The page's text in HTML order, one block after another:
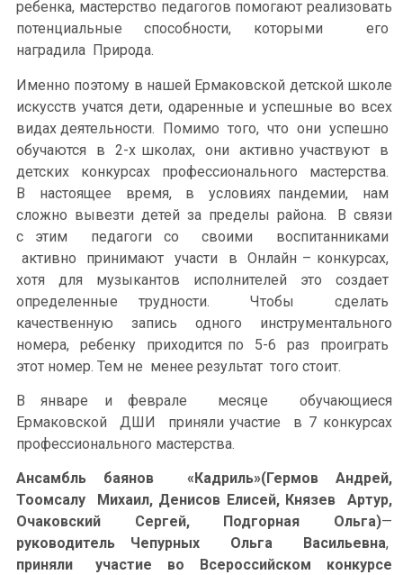
ребенка, мастерство педагогов помогают реализовать
потенциальные способности, которыми его
наградила Природа.
Именно поэтому в нашей Ермаковской детской школе
искусств учатся дети, одаренные и успешные во всех
видах деятельности. Помимо того, что они успешно
обучаются в 2-х школах, они активно участвуют в
детских конкурсах профессионального мастерства.
В настоящее время, в условиях пандемии, нам
сложно вывезти детей за пределы района. В связи
с этим педагоги со своими воспитанниками
активно принимают участи в Онлайн – конкурсах,
хотя для музыкантов исполнителей это создает
определенные трудности. Чтобы сделать
качественную запись одного инструментального
номера, ребенку приходится по 5-6 раз проиграть
этот номер. Тем не менее результат того стоит.
В январе и феврале месяце обучающиеся
Ермаковской ДШИ приняли участие в 7 конкурсах
профессионального мастерства.
Ансамбль баянов «Кадриль»(Гермов Андрей,
Тоомсалу Михаил, Денисов Елисей, Князев Артур,
Очаковский Сергей, Подгорная Ольга)—
руководитель Чепурных Ольга Васильевна,
приняли участие во Всероссийском конкурсе